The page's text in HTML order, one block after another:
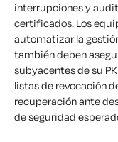
interrupciones y
certificados. Los
automatizar la
también deben
subyacentes de su
listas de revocación
recuperación ante
de seguridad